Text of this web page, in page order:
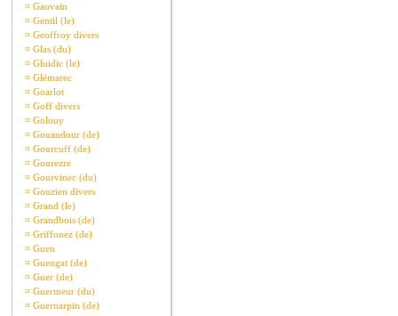
¤ Gauvain
¤ Gentil (le)
¤ Geoffroy divers
¤ Glas (du)
¤ Gluidic (le)
¤ Glémarec
¤ Goarlot
¤ Goff divers
¤ Golouy
¤ Gouandour (de)
¤ Gourcuff (de)
¤ Gourezre
¤ Gourvinec (du)
¤ Gouzien divers
¤ Grand (le)
¤ Grandbois (de)
¤ Griffonez (de)
¤ Guen
¤ Guengat (de)
¤ Guer (de)
¤ Guermeur (du)
¤ Guernarpin (de)